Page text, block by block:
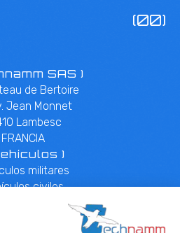
(00)
SAS )
de Bertoire
Jean Monnet
Lambesc
FRANCIA
)
militares
civiles
nosotros )